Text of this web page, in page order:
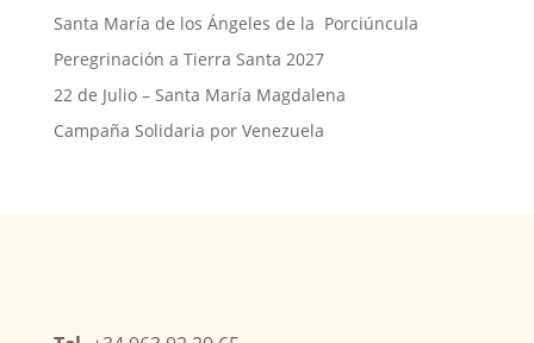
Santa María de los Ángeles de la Porciúncula
Peregrinación a Tierra Santa 2027
22 de Julio – Santa María Magdalena
Campaña Solidaria por Venezuela